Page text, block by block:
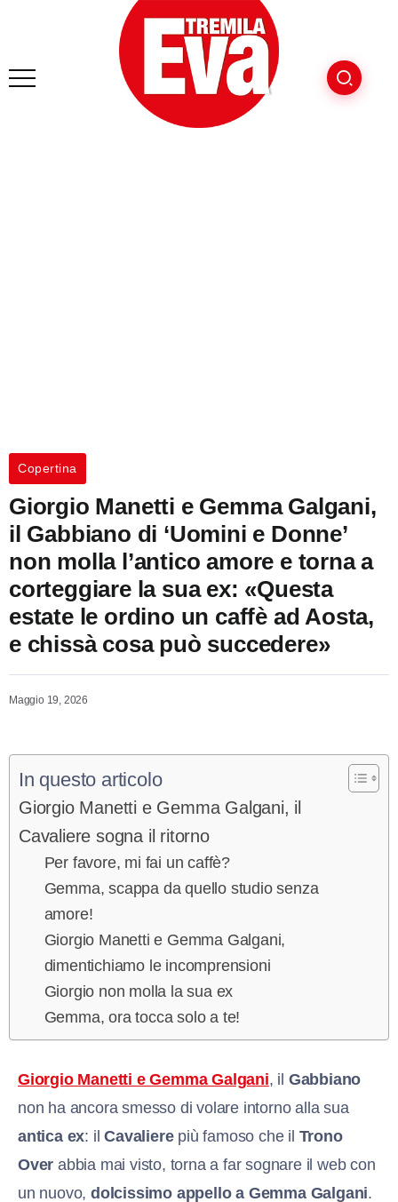
Copertina
Giorgio Manetti e Gemma Galgani,
il Gabbiano di ‘Uomini e Donne’
non molla l’antico amore e torna a
corteggiare la sua ex: «Questa
estate le ordino un caffè ad Aosta,
e chissà cosa può succedere»
Maggio 19, 2026
In questo articolo
Giorgio Manetti e Gemma Galgani, il
Cavaliere sogna il ritorno
Per favore, mi fai un caffè?
Gemma, scappa da quello studio senza
amore!
Giorgio Manetti e Gemma Galgani,
dimentichiamo le incomprensioni
Giorgio non molla la sua ex
Gemma, ora tocca solo a te!
Giorgio Manetti e Gemma Galgani, il Gabbiano
non ha ancora smesso di volare intorno alla sua
antica ex: ilCavalierepiù famoso che il Trono
Over abbia mai visto, torna a far sognare il web con
un nuovo,dolcissimo appello a Gemma Galgani.